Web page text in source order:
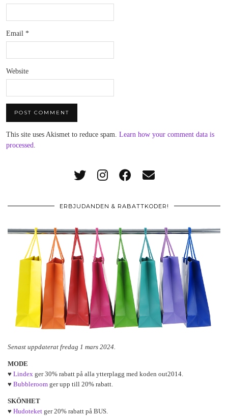
Email *
Website
This site uses Akismet to reduce spam. Learn how your comment data is
processed.
ERBJUDANDEN & RABATTKODER!
Senast uppdaterat fredag 1 mars 2024.
MODE
♥ Lindex ger 30% rabatt på alla ytterplagg med koden out2014.
♥ Bubbleroom ger upp till 20% rabatt.
SKÖNHET
♥ Hudoteket ger 20% rabatt på BUS.